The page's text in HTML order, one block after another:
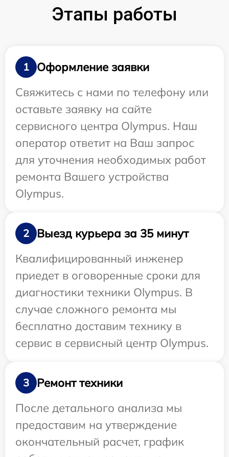
Этапы работы
1
Оформление заявки
Свяжитесь с нами по телефону или
оставьте заявку на сайте
сервисного центра Olympus. Наш
оператор ответит на Ваш запрос
для уточнения необходимых работ
ремонта Вашего устройства
Olympus.
2
Выезд курьера за 35 минут
Квалифицированный инженер
приедет в оговоренные сроки для
диагностики техники Olympus. В
случае сложного ремонта мы
бесплатно доставим технику в
сервис в сервисный центр Olympus.
3
Ремонт техники
После детального анализа мы
предоставим на утверждение
окончательный расчет, график